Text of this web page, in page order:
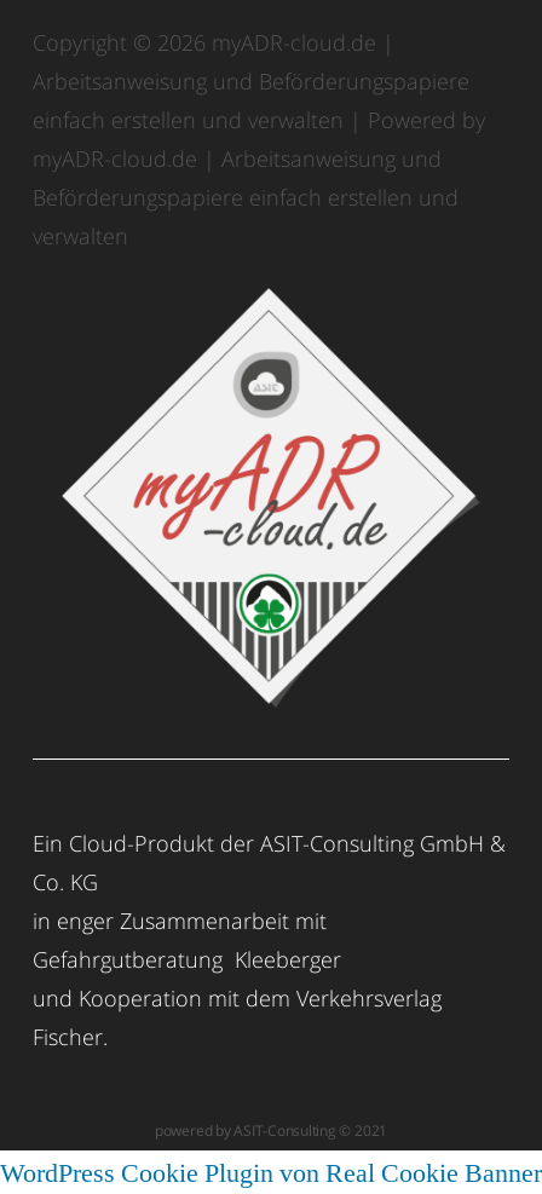
Copyright © 2026 myADR-cloud.de |
Arbeitsanweisung und Beförderungspapiere
einfach erstellen und verwalten | Powered by
myADR-cloud.de | Arbeitsanweisung und
Beförderungspapiere einfach erstellen und
verwalten
Ein Cloud-Produkt der ASIT-Consulting GmbH &
Co. KG
in enger Zusammenarbeit mit
Gefahrgutberatung Kleeberger
und Kooperation mit dem Verkehrsverlag
Fischer.
powered by ASIT-Consulting © 2021
WordPress Cookie Plugin von Real Cookie Banner